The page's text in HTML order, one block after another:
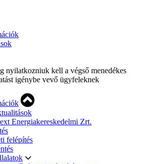
nyilatkozniuk kell a végső menedékes
igénybe vevő ügyfeleknek
Energiakereskedelmi Zrt.
felépítés